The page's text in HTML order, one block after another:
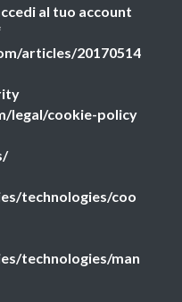
al tuo account
articles/20170514
legal/cookie-policy
technologies/coo
technologies/man